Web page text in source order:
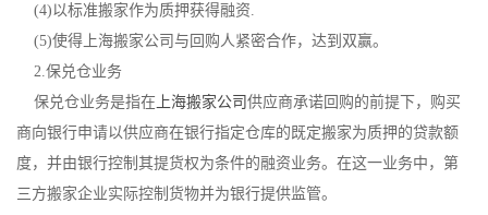
(4)以标准搬家作为质押获得融资.
(5)使得上海搬家公司与回购人紧密合作，达到双赢。
2.保兑仓业务
保兑仓业务是指在 上海搬家公司 供应商承诺回购的前提下，购买
商向银行申请以供应商在银行指定仓库的既定搬家为质押的贷款额
度，并由银行控制其提货权为条件的融资业务。在这一业务中，第
三方搬家企业实际控制货物并为银行提供监管。